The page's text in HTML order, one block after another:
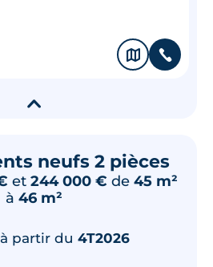
🗞 📞
▾
neufs 2 pièces
et 244 000 € de 45 m²
à 46 m²
partir du 4T2026